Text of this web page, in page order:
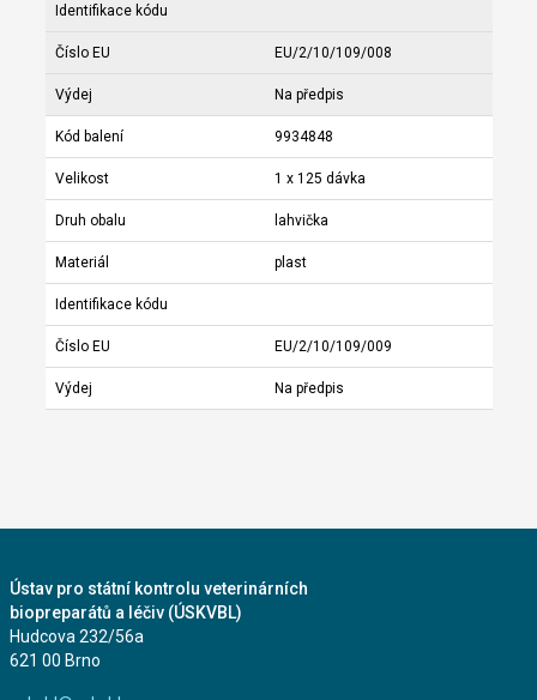
Identifikace kódu
Číslo EU EU/2/10/109/008
Výdej Na předpis
Kód balení 9934848
Velikost 1 x 125 dávka
Druh obalu lahvička
Materiál plast
Identifikace kódu
Číslo EU EU/2/10/109/009
Výdej Na předpis
Ústav pro státní kontrolu veterinárních
biopreparátů a léčiv (ÚSKVBL)
Hudcova 232/56a
621 00 Brno